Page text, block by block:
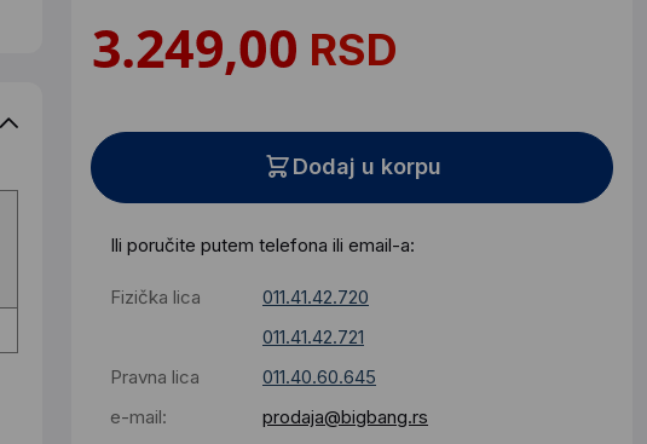
RSD
Dodaj u korpu
Ili poručite putem telefona ili email-a:
Fizička lica
011.41.42.720
011.41.42.721
Pravna lica
011.40.60.645
e-mail:
prodaja@bigbang.rs